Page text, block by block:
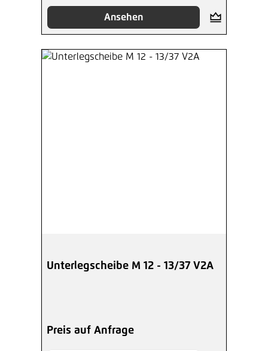
Ansehen
Unterlegscheibe M 12 - 13/37 V2A
Preis auf Anfrage